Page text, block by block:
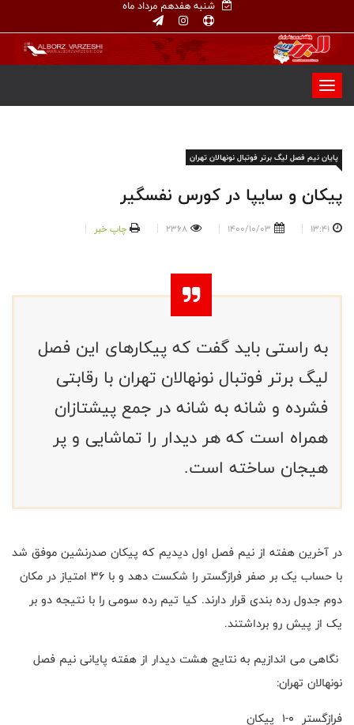
شنبه هفدهم مرداد ماه
پایان نیم فصل لیگ برتر فوتبال نونهالان تهران
پیکان و سایپا در کورس نفسگیر
13:41
1400/10/03
2368 چاپ خبر
به راستی باید گفت که پیکارهای این فصل
لیگ برتر فوتبال نونهالان تهران با رقابتی
فشرده و شانه به شانه در جمع پیشتازان
همراه است که هر دیدار را تماشایی و پر
هیجان ساخته است.
در آخرین هفته از نیم فصل اول دیدیم که پیکان صدرنشین موفق شد
با حساب یک بر صفر فرازگستر را شکست دهد و با 36 امتیاز در مکان
دوم جدول رده بندی قرار دارند. کیا تیم رده سومی را با نتیجه دو بر
یک از پیش رو برداشتند.
نگاهی می اندازیم به نتایج هشت دیدار از هفته پایانی نیم فصل
نونهالان تهران:
فرازگستر 0-1 پیکان